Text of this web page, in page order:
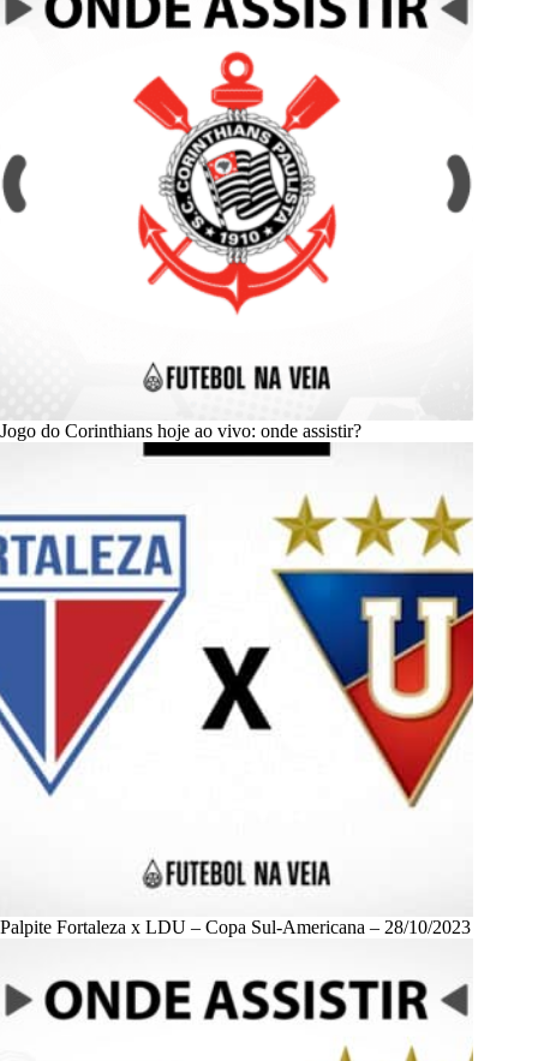
Jogo do Corinthians hoje ao vivo: onde assistir?
Palpite Fortaleza x LDU – Copa Sul-Americana – 28/10/2023